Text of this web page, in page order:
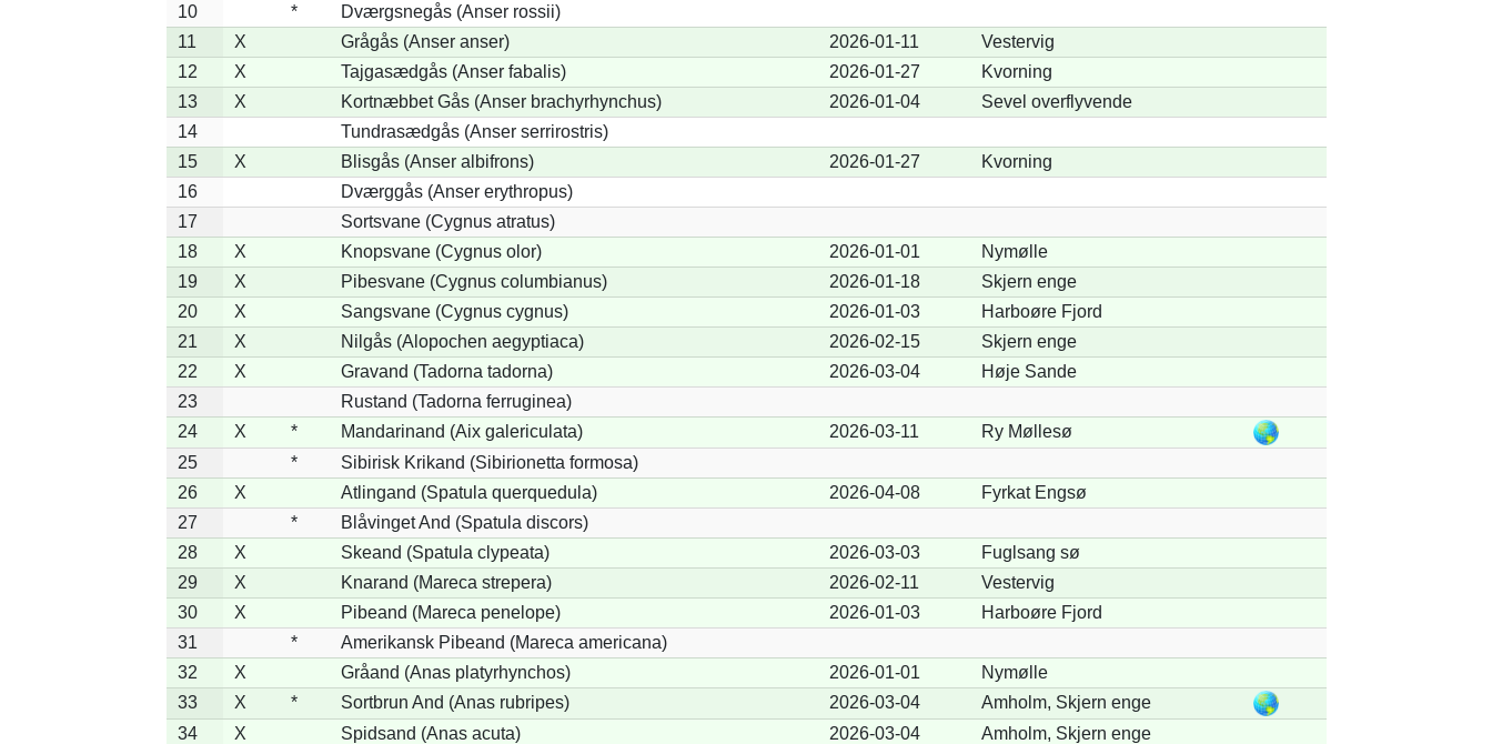
10
*
Dværgsnegås (Anser rossii)
11
X Grågås (Anser anser) 2026-01-11
Vestervig
12
X Tajgasædgås (Anser fabalis) 2026-01-27
Kvorning
13
X Kortnæbbet Gås (Anser brachyrhynchus) 2026-01-04
Sevel overflyvende
14
Tundrasædgås (Anser serrirostris)
15
X Blisgås (Anser albifrons) 2026-01-27
Kvorning
16
Dværggås (Anser erythropus)
17
Sortsvane (Cygnus atratus)
18
X Knopsvane (Cygnus olor) 2026-01-01
Nymølle
19
X Pibesvane (Cygnus columbianus) 2026-01-18
Skjern enge
20
X Sangsvane (Cygnus cygnus) 2026-01-03
Harboøre Fjord
21
X Nilgås (Alopochen aegyptiaca) 2026-02-15
Skjern enge
22
X Gravand (Tadorna tadorna) 2026-03-04
Høje Sande
23
Rustand (Tadorna ferruginea)
24
X * Mandarinand (Aix galericulata) 2026-03-11
Ry Møllesø
25
*
Sibirisk Krikand (Sibirionetta formosa)
26
X Atlingand (Spatula querquedula) 2026-04-08
Fyrkat Engsø
27
*
Blåvinget And (Spatula discors)
28
X Skeand (Spatula clypeata) 2026-03-03
Fuglsang sø
29
X Knarand (Mareca strepera) 2026-02-11
Vestervig
30
X Pibeand (Mareca penelope) 2026-01-03
Harboøre Fjord
31
*
Amerikansk Pibeand (Mareca americana)
32
X Gråand (Anas platyrhynchos) 2026-01-01
Nymølle
33
X * Sortbrun And (Anas rubripes) 2026-03-04
Amholm, Skjern enge
34
X Spidsand (Anas acuta) 2026-03-04
Amholm, Skjern enge